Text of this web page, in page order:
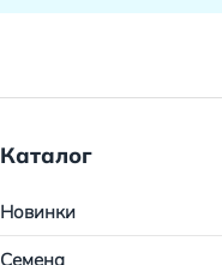
Каталог
Новинки
Семена